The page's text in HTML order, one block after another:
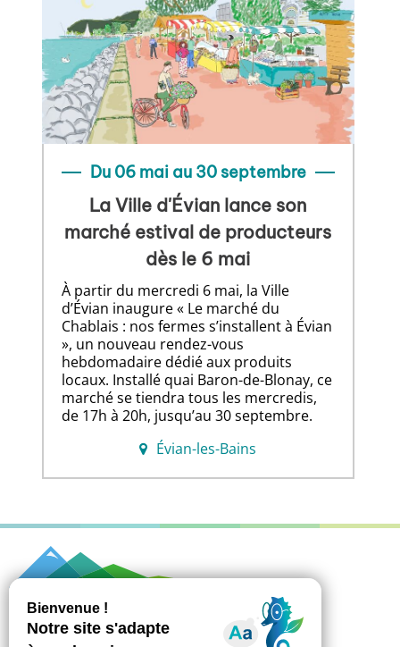
Du 06 mai au 30 septembre
La Ville d'Évian lance son
marché estival de producteurs
dès le 6 mai
À partir du mercredi 6 mai, la Ville
d’Évian inaugure « Le marché du
Chablais : nos fermes s’installent à Évian
», un nouveau rendez-vous
hebdomadaire dédié aux produits
locaux. Installé quai Baron-de-Blonay, ce
marché se tiendra tous les mercredis,
de 17h à 20h, jusqu’au 30 septembre.
Évian-les-Bains